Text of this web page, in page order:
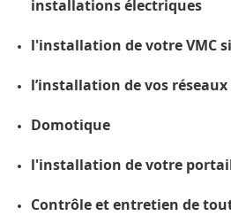
installations électriques
l'installation de votre VMC
l’installation de vos réseaux
Domotique
l'installation de votre
Contrôle et entretien de